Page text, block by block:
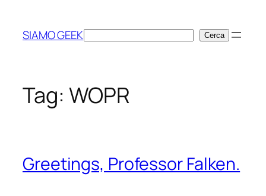
contenuto
SIAMO GEEKCerca Cerca
Tag: WOPR
Greetings, Professor Falken.